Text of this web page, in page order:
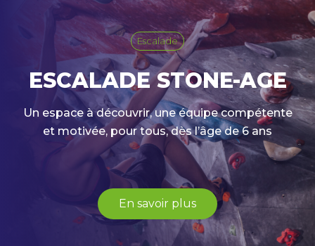
Escalade
ESCALADE STONE-AGE
Un espace à découvrir, une équipe compétente
et motivée, pour tous, dès l’âge de 6 ans
En savoir plus